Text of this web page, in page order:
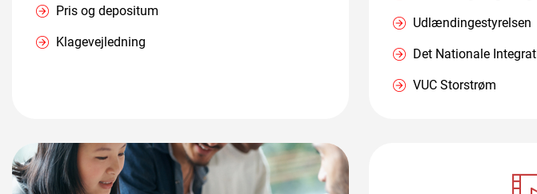
Pris og depositum
Klagevejledning
Udlændingestyrelsen
Det Nationale
VUC Storstrøm